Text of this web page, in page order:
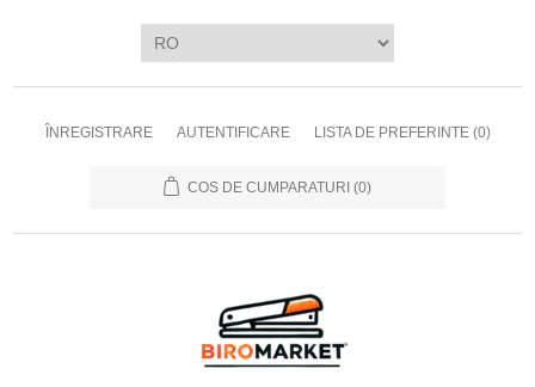
ÎNREGISTRARE AUTENTIFICARE LISTA DE PREFERINTE (0)
COS DE CUMPARATURI (0)